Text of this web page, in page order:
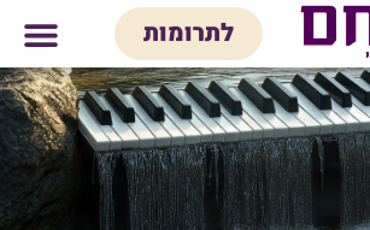
לתרומות